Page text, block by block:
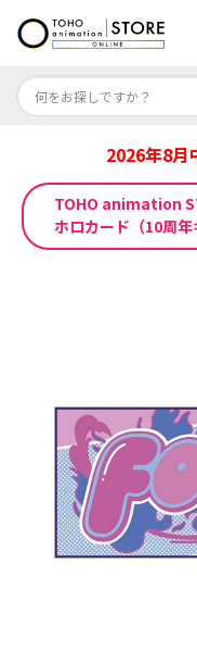
Dr.STONE STONE
映画ちいかわ
アニメ『僕のヒー
ハイキュー!!ジャー
『無職転生Ⅲ ～異
2026年8月
TOHO animation
ホロカード（10周年